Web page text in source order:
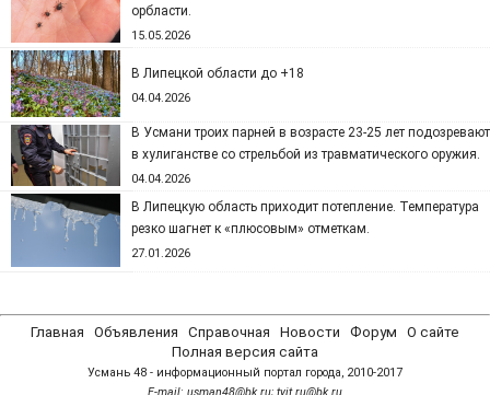
орбласти.
15.05.2026
В Липецкой области до +18
04.04.2026
В Усмани троих парней в возрасте 23-25 лет подозревают
в хулиганстве со стрельбой из травматического оружия.
04.04.2026
В Липецкую область приходит потепление. Температура
резко шагнет к «плюсовым» отметкам.
27.01.2026
Главная Объявления Справочная Новости Форум
О сайте
Полная версия сайта
Усмань 48 - информационный портал города, 2010-2017